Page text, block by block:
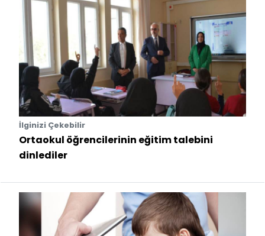
İlginizi Çekebilir
Ortaokul öğrencilerinin eğitim talebini
dinlediler